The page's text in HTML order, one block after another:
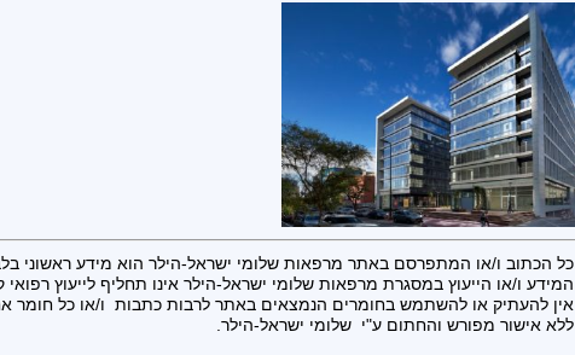
כל הכתוב ו/או המתפרסם באתר מרפאות שלומי ישראל-הילר הוא מידע ראשוני
המידע ו/או הייעוץ במסגרת מרפאות שלומי ישראל-הילר אינו תחליף לייעוץ רפואי
אין להעתיק או להשתמש בחומרים הנמצאים באתר לרבות כתבות ו/או כל חומר
ללא אישור מפורש והחתום ע"י שלומי ישראל-הילר.